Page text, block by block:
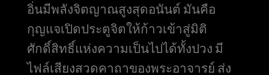
อิ่นมีพลังจิตญาณสูงสุดอนันต์ มันคือ
กุญแจเปิดประตูจิตให้ก้าวเข้าสู่มิติ
ศักดิ์สิทธิ์แห่งความเป็นไปได้ทั้งปวง มี
ไฟล์เสียงสวดคาถาของพระอาจารย์ ส่ง